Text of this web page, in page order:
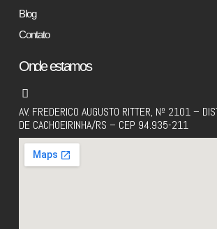
Blog
Contato
Onde estamos
AV. FREDERICO AUGUSTO RITTER, Nº 2101 –
DE CACHOEIRINHA/RS – CEP 94.935-211